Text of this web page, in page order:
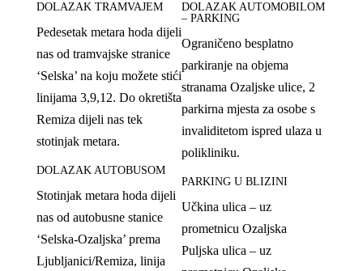
DOLAZAK TRAMVAJEM
Pedesetak metara hoda dijeli
nas od tramvajske stranice
‘Selska’ na koju možete stići
linijama 3,9,12. Do okretišta
Remiza dijeli nas tek
stotinjak metara.
DOLAZAK AUTOBUSOM
Stotinjak metara hoda dijeli
nas od autobusne stanice
‘Selska-Ozaljska’ prema
Ljubljanici/Remiza, linija
DOLAZAK AUTOMOBILOM
– PARKING
Ograničeno besplatno
parkiranje na objema
stranama Ozaljske ulice, 2
parkirna mjesta za osobe s
invaliditetom ispred ulaza u
polikliniku.
PARKING U BLIZINI
Učkina ulica – uz
prometnicu Ozaljska
Puljska ulica – uz